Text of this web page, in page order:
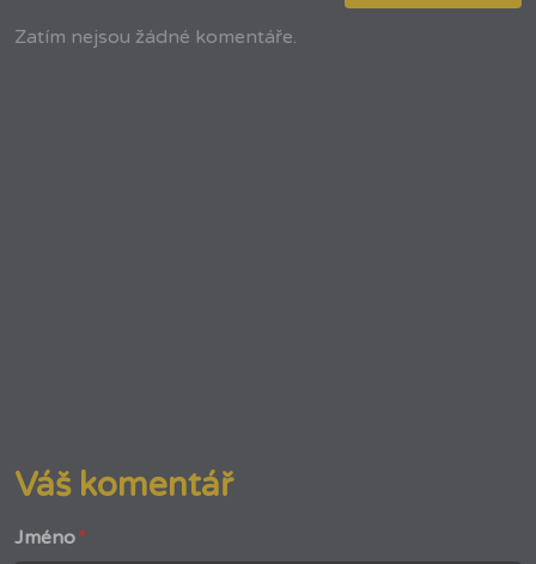
Zatím nejsou žádné komentáře.
Váš komentář
Jméno*